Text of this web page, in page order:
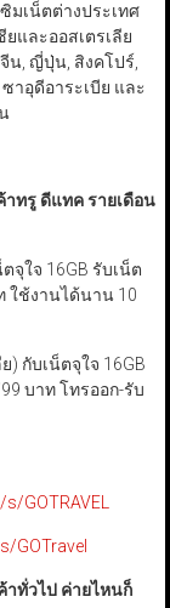
มเน็ตต่างประเทศ
ยและออสเตรเลีย
น, ญี่ปุ่น, สิงคโปร์,
ซาอุดีอาระเบีย และ
ทรู ดีแทค รายเดือน
จุใจ 16GB รับเน็ต
ใช้งานได้นาน 10
) กับเน็ตจุใจ 16GB
บาท โทรออก-รับ
GOTRAVEL
GOTravel
าทั่วไป ค่ายไหนก็